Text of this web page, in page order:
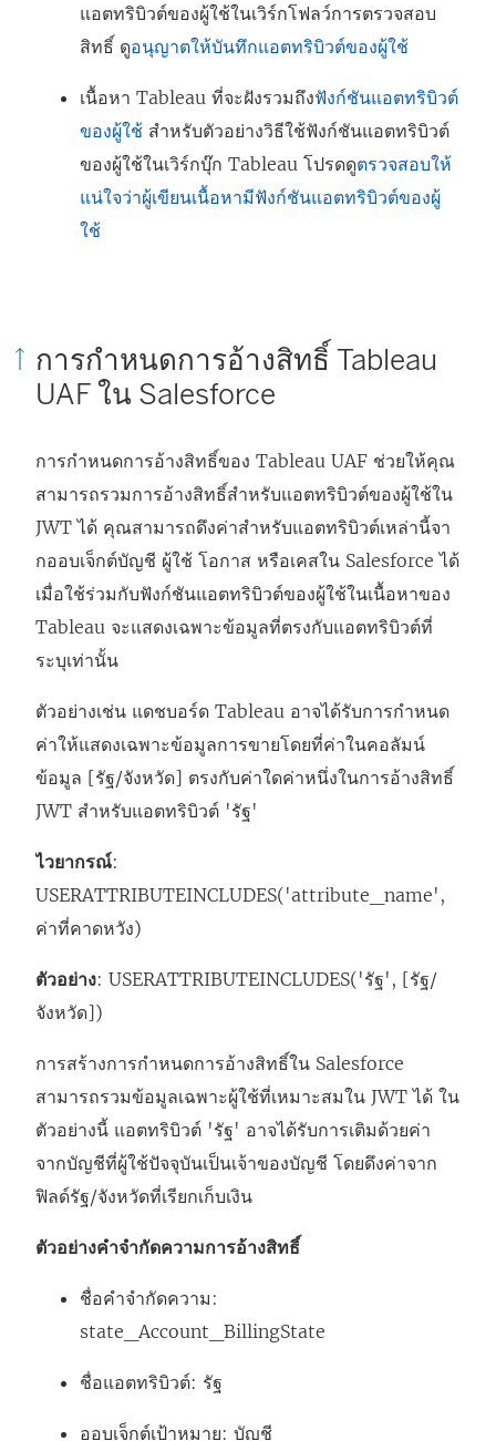
แอตทริบิวต์ของผู้ใช้ในเวิร์กโฟลว์การตรวจสอบ
สิทธิ์ ดูอนุญาตให้บันทึกแอตทริบิวต์ของผู้ใช้
เนื้อหา Tableau ที่จะฝังรวมถึงฟังก์ชันแอตทริบิวต์
ของผู้ใช้ สำหรับตัวอย่างวิธีใช้ฟังก์ชันแอตทริบิวต์
ของผู้ใช้ในเวิร์กบุ๊ก Tableau โปรดดูตรวจสอบให้
แน่ใจว่าผู้เขียนเนื้อหามีฟังก์ชันแอตทริบิวต์ของผู้
ใช้
การกำหนดการอ้างสิทธิ์ Tableau
UAF ใน Salesforce
การกำหนดการอ้างสิทธิ์ของ Tableau UAF ช่วยให้คุณ
สามารถรวมการอ้างสิทธิ์สำหรับแอตทริบิวต์ของผู้ใช้ใน
JWT ได้ คุณสามารถดึงค่าสำหรับแอตทริบิวต์เหล่านี้จา
กออบเจ็กต์บัญชี ผู้ใช้ โอกาส หรือเคสใน Salesforce ได้
เมื่อใช้ร่วมกับฟังก์ชันแอตทริบิวต์ของผู้ใช้ในเนื้อหาของ
Tableau จะแสดงเฉพาะข้อมูลที่ตรงกับแอตทริบิวต์ที่
ระบุเท่านั้น
ตัวอย่างเช่น แดชบอร์ด Tableau อาจได้รับการกำหนด
ค่าให้แสดงเฉพาะข้อมูลการขายโดยที่ค่าในคอลัมน์
ข้อมูล [รัฐ/จังหวัด] ตรงกับค่าใดค่าหนึ่งในการอ้างสิทธิ์
JWT สำหรับแอตทริบิวต์ 'รัฐ'
ไวยากรณ์:
USERATTRIBUTEINCLUDES('attribute_name',
ค่าที่คาดหวัง)
ตัวอย่าง: USERATTRIBUTEINCLUDES('รัฐ', [รัฐ/
จังหวัด])
การสร้างการกำหนดการอ้างสิทธิ์ใน Salesforce
สามารถรวมข้อมูลเฉพาะผู้ใช้ที่เหมาะสมใน JWT ได้ ใน
ตัวอย่างนี้ แอตทริบิวต์ 'รัฐ' อาจได้รับการเติมด้วยค่า
จากบัญชีที่ผู้ใช้ปัจจุบันเป็นเจ้าของบัญชี โดยดึงค่าจาก
ฟิลด์รัฐ/จังหวัดที่เรียกเก็บเงิน
ตัวอย่างคำจำกัดความการอ้างสิทธิ์
ชื่อคำจำกัดความ:
state_Account_BillingState
ชื่อแอตทริบิวต์: รัฐ
ออบเจ็กต์เป้าหมาย: บัญชี